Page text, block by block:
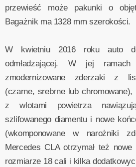
przewieść może pakunki o
Bagażnik ma 1328 mm szerokości.
W kwietniu 2016 roku auto
odmładzającej. W jej ramach
zmodernizowane zderzaki z
(czarne, srebrne lub chromowane),
z wlotami powietrza
szlifowanego diamentu i nowe
(wkomponowane w narożniki
Mercedes CLA otrzymał też
rozmiarze 18 cali i kilka